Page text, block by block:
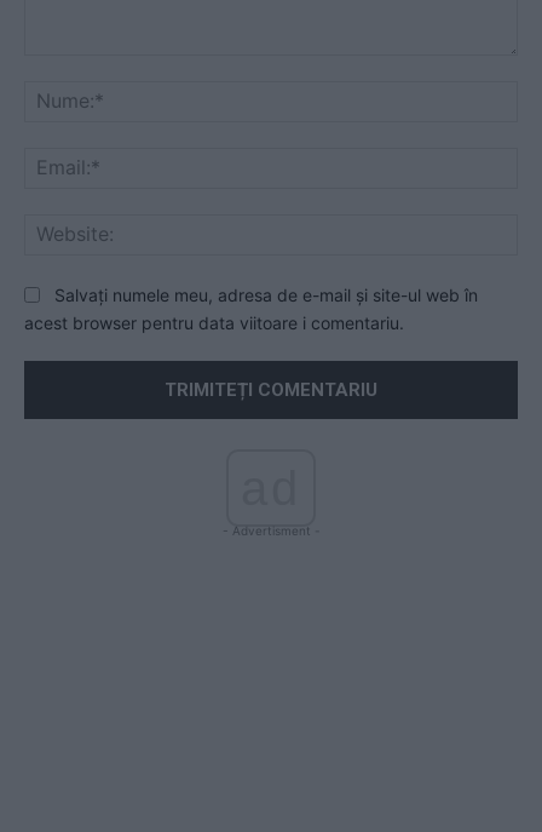
Salvați numele meu, adresa de e-mail și site-ul web în
acest browser pentru data viitoare i comentariu.
- Advertisment -